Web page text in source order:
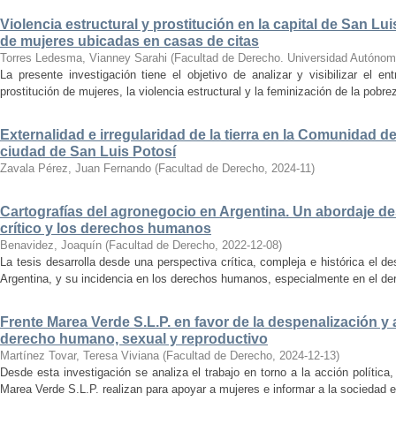
Violencia estructural y prostitución en la capital de San
de mujeres ubicadas en casas de citas
Torres Ledesma, Vianney Sarahi (Facultad de Derecho. Universidad
La presente investigación tiene el objetivo de analizar y visibilizar el
prostitución de mujeres, la violencia estructural y la feminización de la
Externalidad e irregularidad de la tierra en la Comunidad
ciudad de San Luis Potosí
Zavala Pérez, Juan Fernando (Facultad de Derecho, 2024-11)
Cartografías del agronegocio en Argentina. Un abordaje
crítico y los derechos humanos
Benavidez, Joaquín (Facultad de Derecho, 2022-12-08)
La tesis desarrolla desde una perspectiva crítica, compleja e histórica el
Argentina, y su incidencia en los derechos humanos, especialmente en el
Frente Marea Verde S.L.P. en favor de la despenalización
derecho humano, sexual y reproductivo
Martínez Tovar, Teresa Viviana (Facultad de Derecho, 2024-12-13)
Desde esta investigación se analiza el trabajo en torno a la acción
Marea Verde S.L.P. realizan para apoyar a mujeres e informar a la sociedad